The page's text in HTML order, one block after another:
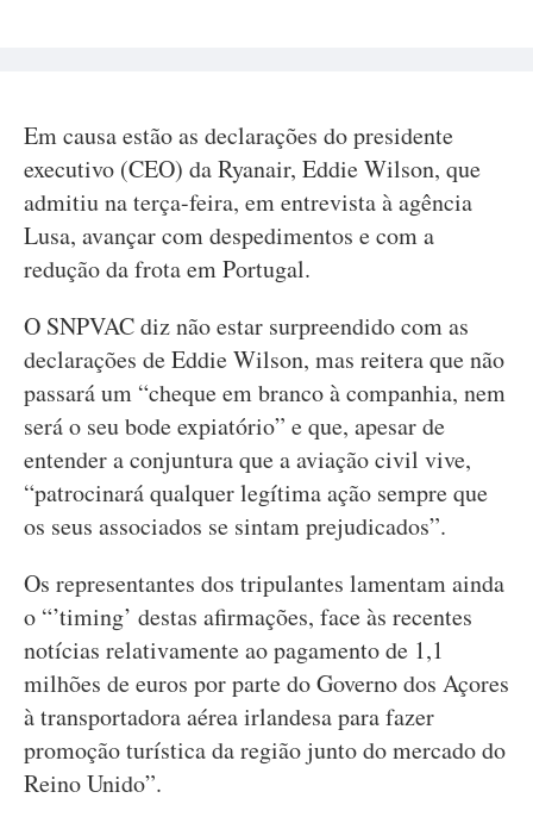
Em causa estão as declarações do presidente
executivo (CEO) da Ryanair, Eddie Wilson, que
admitiu na terça-feira, em entrevista à agência
Lusa, avançar com despedimentos e com a
redução da frota em Portugal.
O SNPVAC diz não estar surpreendido com as
declarações de Eddie Wilson, mas reitera que não
passará um “cheque em branco à companhia, nem
será o seu bode expiatório” e que, apesar de
entender a conjuntura que a aviação civil vive,
“patrocinará qualquer legítima ação sempre que
os seus associados se sintam prejudicados”.
Os representantes dos tripulantes lamentam ainda
o “’timing’ destas afirmações, face às recentes
notícias relativamente ao pagamento de 1,1
milhões de euros por parte do Governo dos Açores
à transportadora aérea irlandesa para fazer
promoção turística da região junto do mercado do
Reino Unido”.